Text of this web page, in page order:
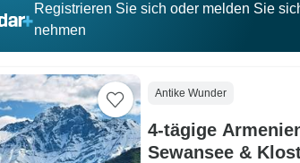
Registrieren Sie sich oder melden Sie
nehmen
Antike Wunder
4-tägige
Sewansee &